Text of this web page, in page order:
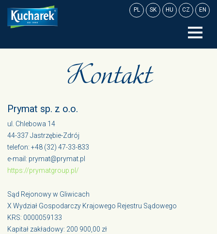
Skip
PL SK HU CZ EN
Kontakt
Prymat sp. z o.o.
ul. Chlebowa 14
44-337 Jastrzębie-Zdrój
telefon: +48 (32) 47-33-833
e-mail: prymat@prymat.pl
https://prymatgroup.pl/
Sąd Rejonowy w Gliwicach
X Wydział Gospodarczy Krajowego Rejestru Sądowego
KRS: 0000059133
Kapitał zakładowy: 200 900,00 zł